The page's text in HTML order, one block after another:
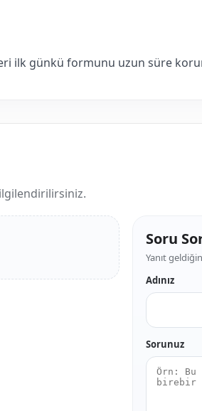
ilk günkü formunu uzun süre
Soru
Yanıt
Adınız
Sorunuz